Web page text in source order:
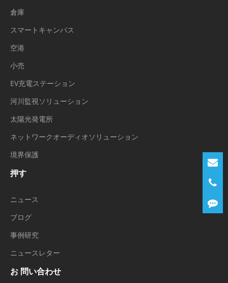
倉庫
スマートキャンパス
空港
小売
EV充電ステーション
河川監視ソリューション
太陽光発電所
ネットワークオーディオソリューション
境界保護
押す
ニュース
ブログ
事例研究
ニュースレター
お 問い合わせ